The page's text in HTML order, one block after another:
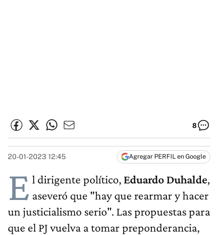
8
20-01-2023 12:45 Agregar PERFIL en Google
E l dirigente político, Eduardo Duhalde,
aseveró que "hay que rearmar y hacer
un justicialismo serio". Las propuestas para
que el PJ vuelva a tomar preponderancia,